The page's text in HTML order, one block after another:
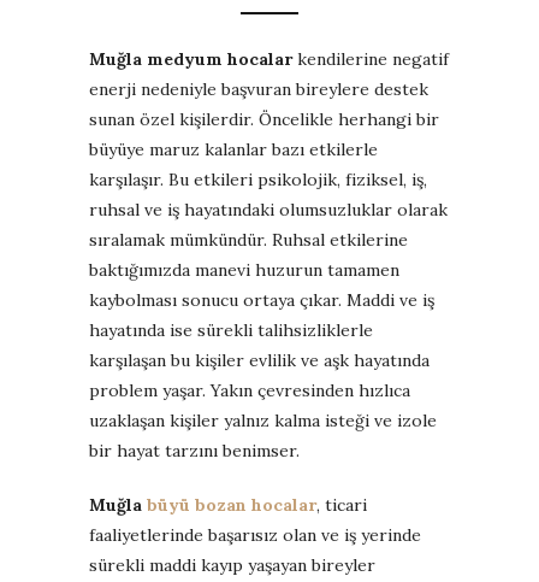
Muğla medyum hocalarkendilerine negatif
enerji nedeniyle başvuran bireylere destek
sunan özel kişilerdir. Öncelikle herhangi bir
büyüye maruz kalanlar bazı etkilerle
karşılaşır. Bu etkileri psikolojik, fiziksel, iş,
ruhsal ve iş hayatındaki olumsuzluklar olarak
sıralamak mümkündür. Ruhsal etkilerine
baktığımızda manevi huzurun tamamen
kaybolması sonucu ortaya çıkar. Maddi ve iş
hayatında ise sürekli talihsizliklerle
karşılaşan bu kişiler evlilik ve aşk hayatında
problem yaşar. Yakın çevresinden hızlıca
uzaklaşan kişiler yalnız kalma isteği ve izole
bir hayat tarzını benimser.
Muğla büyü bozan hocalar, ticari
faaliyetlerinde başarısız olan ve iş yerinde
sürekli maddi kayıp yaşayan bireyler